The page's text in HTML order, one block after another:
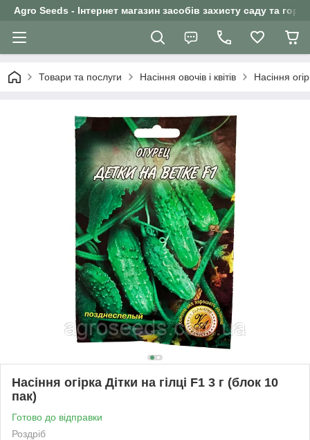
Agro Seeds - Інтернет магазин засобів захисту саду та
Товари та послуги Насіння овочів і квітів Насіння
Насіння огірка Дітки на гілці F1 3 г (блок 10
пак)
Готово до відправки
Роздріб